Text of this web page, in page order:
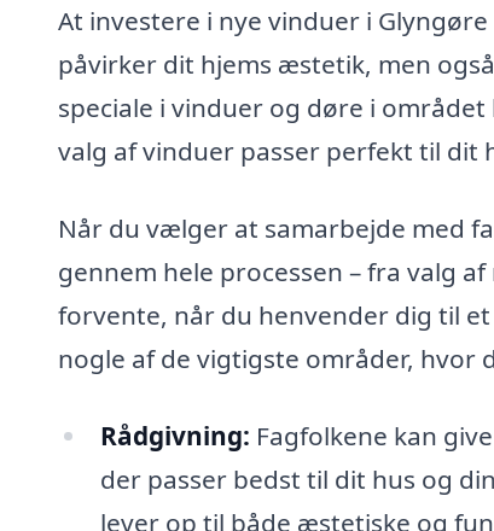
At investere i nye vinduer i
påvirker dit hjems æstetik, men
speciale i vinduer og døre i
valg af vinduer passer perfekt til dit
Når du vælger at samarbejde med
gennem hele processen – fra valg
forvente, når du henvender dig til
nogle af de vigtigste områder, hvor
Rådgivning: Fagfolkene kan
der passer bedst til dit hus og
lever op til både æstetiske og